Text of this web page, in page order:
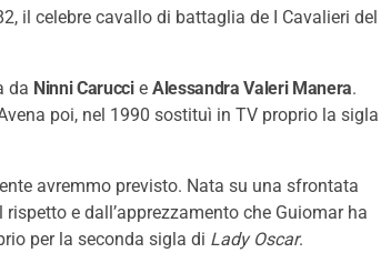
il celebre cavallo di battaglia de I Cavalieri del
da Ninni Caruccie Alessandra Valeri Manera.
poi, nel 1990 sostituì in TV proprio la sigla
avremmo previsto. Nata su una sfrontata
e dall’apprezzamento che Guiomar ha
per la seconda sigla di Lady Oscar.